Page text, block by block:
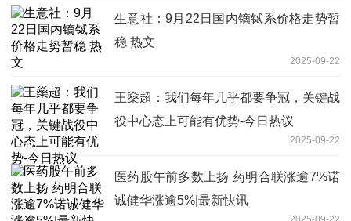
生意社：9月22日国内镝铽系价格走势暂
稳 热文
2025-09-22
王燊超：我们每年几乎都要争冠，关键战
役中心态上可能有优势-今日热议
2025-09-22
医药股午前多数上扬 药明合联涨逾7%诺
诚健华涨逾5%|最新快讯